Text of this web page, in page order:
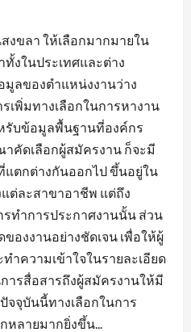
งขลา ให้เลือกมากมายใน
งในประเทศและต่าง
มูลของตำแหน่งงานว่าง
เพิ่มทางเลือกในการหางาน
รับข้อมูลพื้นฐานที่องค์กร
คัดเลือกผู้สมัครงาน ก็จะมี
ตกต่างกันออกไป ขึ้นอยู่ใน
ต่ละสาขาอาชีพ แต่ถึง
รทำการประกาศงานนั้น ส่วน
องงานอย่างชัดเจน เพื่อให้ผู้
ำความเข้าใจในรายละเอียด
การสื่อสารถึงผู้สมัครงานให้มี
จจุบันนี้ทางเลือกในการ
หลายมากยิ่งขึ้น...